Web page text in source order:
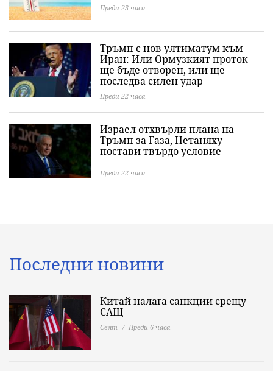
Преди 23 часа
Тръмп с нов ултиматум към
Иран: Или Ормузкият проток
ще бъде отворен, или ще
последва силен удар
Преди 22 часа
Израел отхвърли плана на
Тръмп за Газа, Нетаняху
постави твърдо условие
Преди 22 часа
Последни новини
Китай налага санкции срещу
САЩ
Свят Преди 6 часа